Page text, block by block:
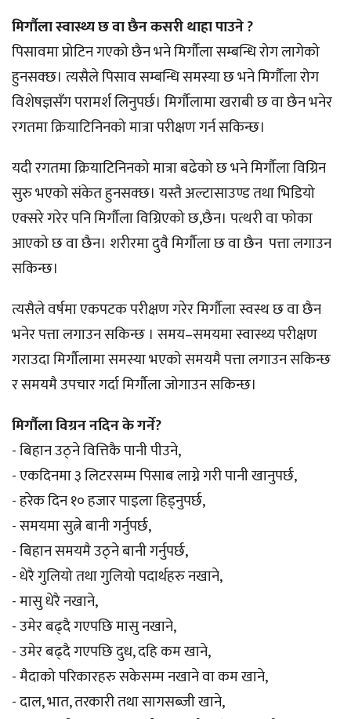
मिर्गौला स्वास्थ्य छ वा छैन कसरी थाहा पाउने ?
पिसावमा प्रोटिन गएको छैन भने मिर्गौला सम्बन्धि रोग लागेको
हुनसक्छ। त्यसैले पिसाव सम्बन्धि समस्या छ भने मिर्गौला रोग
विशेषज्ञसँग परामर्श लिनुपर्छ। मिर्गौलामा खराबी छ वा छैन भनेर
रगतमा क्रियाटिनिनको मात्रा परीक्षण गर्न सकिन्छ।
यदी रगतमा क्रियाटिनिनको मात्रा बढेको छ भने मिर्गौला विग्रिन
सुरु भएको संकेत हुनसक्छ। यस्तै अल्टासाउण्ड तथा भिडियो
एक्सरे गरेर पनि मिर्गौला विग्रिएको छ,छैन। पत्थरी वा फोका
आएको छ वा छैन। शरीरमा दुवै मिर्गौला छ वा छैन पत्ता लगाउन
सकिन्छ।
त्यसैले वर्षमा एकपटक परीक्षण गरेर मिर्गौला स्वस्थ छ वा छैन
भनेर पत्ता लगाउन सकिन्छ । समय–समयमा स्वास्थ्य परीक्षण
गराउदा मिर्गौलामा समस्या भएको समयमै पत्ता लगाउन सकिन्छ
र समयमै उपचार गर्दा मिर्गौला जोगाउन सकिन्छ।
मिर्गौला विग्रन नदिन के गर्ने?
- बिहान उठ्ने वित्तिकै पानी पीउने,
- एकदिनमा ३ लिटरसम्म पिसाब लाग्ने गरी पानी खानुपर्छ,
- हरेक दिन १० हजार पाइला हिड्नुपर्छ,
- समयमा सुत्ने बानी गर्नुपर्छ,
- बिहान समयमै उठ्ने बानी गर्नुपर्छ,
- धेरै गुलियो तथा गुलियो पदार्थहरु नखाने,
- मासु धेरै नखाने,
- उमेर बढ्दै गएपछि मासु नखाने,
- उमेर बढ्दै गएपछि दुध, दहि कम खाने,
- मैदाको परिकारहरु सकेसम्म नखाने वा कम खाने,
- दाल, भात, तरकारी तथा सागसब्जी खाने,